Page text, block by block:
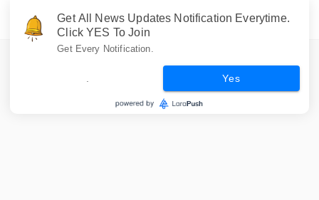
Get All News Updates Notification Everytime.
Click YES To Join
Get Every Notification.
Yes